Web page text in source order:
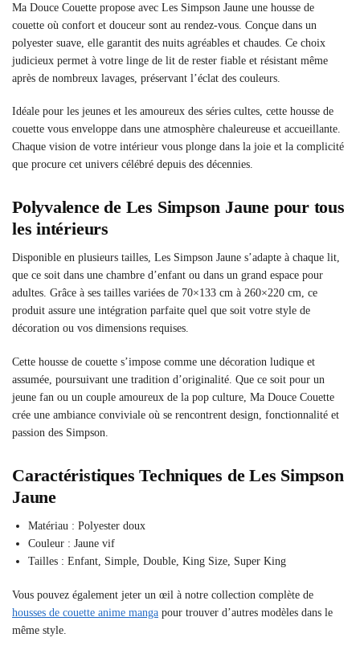
Ma Douce Couette propose avec Les Simpson Jaune une housse de
couette où confort et douceur sont au rendez-vous. Conçue dans un
polyester suave, elle garantit des nuits agréables et chaudes. Ce choix
judicieux permet à votre linge de lit de rester fiable et résistant même
après de nombreux lavages, préservant l’éclat des couleurs.
Idéale pour les jeunes et les amoureux des séries cultes, cette housse de
couette vous enveloppe dans une atmosphère chaleureuse et accueillante.
Chaque vision de votre intérieur vous plonge dans la joie et la complicité
que procure cet univers célébré depuis des décennies.
Polyvalence de Les Simpson Jaune pour tous
les intérieurs
Disponible en plusieurs tailles, Les Simpson Jaune s’adapte à chaque lit,
que ce soit dans une chambre d’enfant ou dans un grand espace pour
adultes. Grâce à ses tailles variées de 70×133 cm à 260×220 cm, ce
produit assure une intégration parfaite quel que soit votre style de
décoration ou vos dimensions requises.
Cette housse de couette s’impose comme une décoration ludique et
assumée, poursuivant une tradition d’originalité. Que ce soit pour un
jeune fan ou un couple amoureux de la pop culture, Ma Douce Couette
crée une ambiance conviviale où se rencontrent design, fonctionnalité et
passion des Simpson.
Caractéristiques Techniques de Les Simpson
Jaune
Matériau : Polyester doux
Couleur : Jaune vif
Tailles : Enfant, Simple, Double, King Size, Super King
Vous pouvez également jeter un œil à notre collection complète de
housses de couette anime manga pour trouver d’autres modèles dans le
même style.